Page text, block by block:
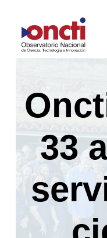
al
contenido
33